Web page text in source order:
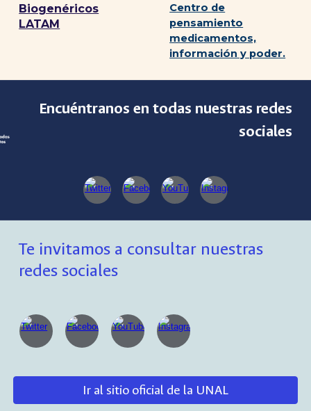
Biogenéricos
LATAM
Centro de
pensamiento
medicamentos,
información y poder.
Encuéntranos en todas nuestras redes
sociales
Te invitamos a consultar nuestras
redes sociales
Ir al sitio oficial de la UNAL